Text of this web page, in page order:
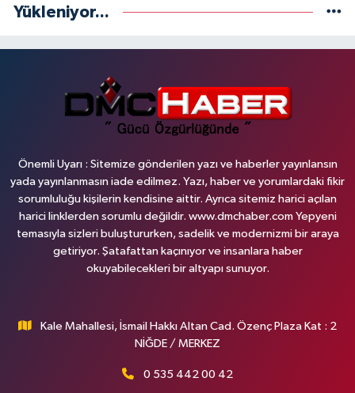
Yükleniyor...
Önemli Uyarı : Sitemize gönderilen yazı ve haberler yayınlansın
yada yayınlanmasın iade edilmez. Yazı, haber ve yorumlardaki fikir
sorumluluğu kişilerin kendisine aittir. Ayrıca sitemiz harici açılan
harici linklerden sorumlu değildir. www.dmchaber.com Yepyeni
temasıyla sizleri buluştururken, sadelik ve modernizmi bir araya
getiriyor. Şatafattan kaçınıyor ve insanlara haber
okuyabilecekleri bir altyapı sunuyor.
Kale Mahallesi, İsmail Hakkı Altan Cad. Özenç Plaza Kat : 2
NİĞDE / MERKEZ
0 535 442 00 42